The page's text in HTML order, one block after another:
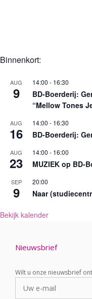
Binnenkort:
AUG
9
14:00 - 16:30
BD-Boerderij:
“Mellow Tones
AUG
16
14:00 - 16:30
BD-Boerderij:
AUG
23
14:00 - 16:00
MUZIEK op BD-
SEP
9
20:00
Naar
Bekijk kalender
Nieuwsbrief
Wilt u onze nieuwsbrief